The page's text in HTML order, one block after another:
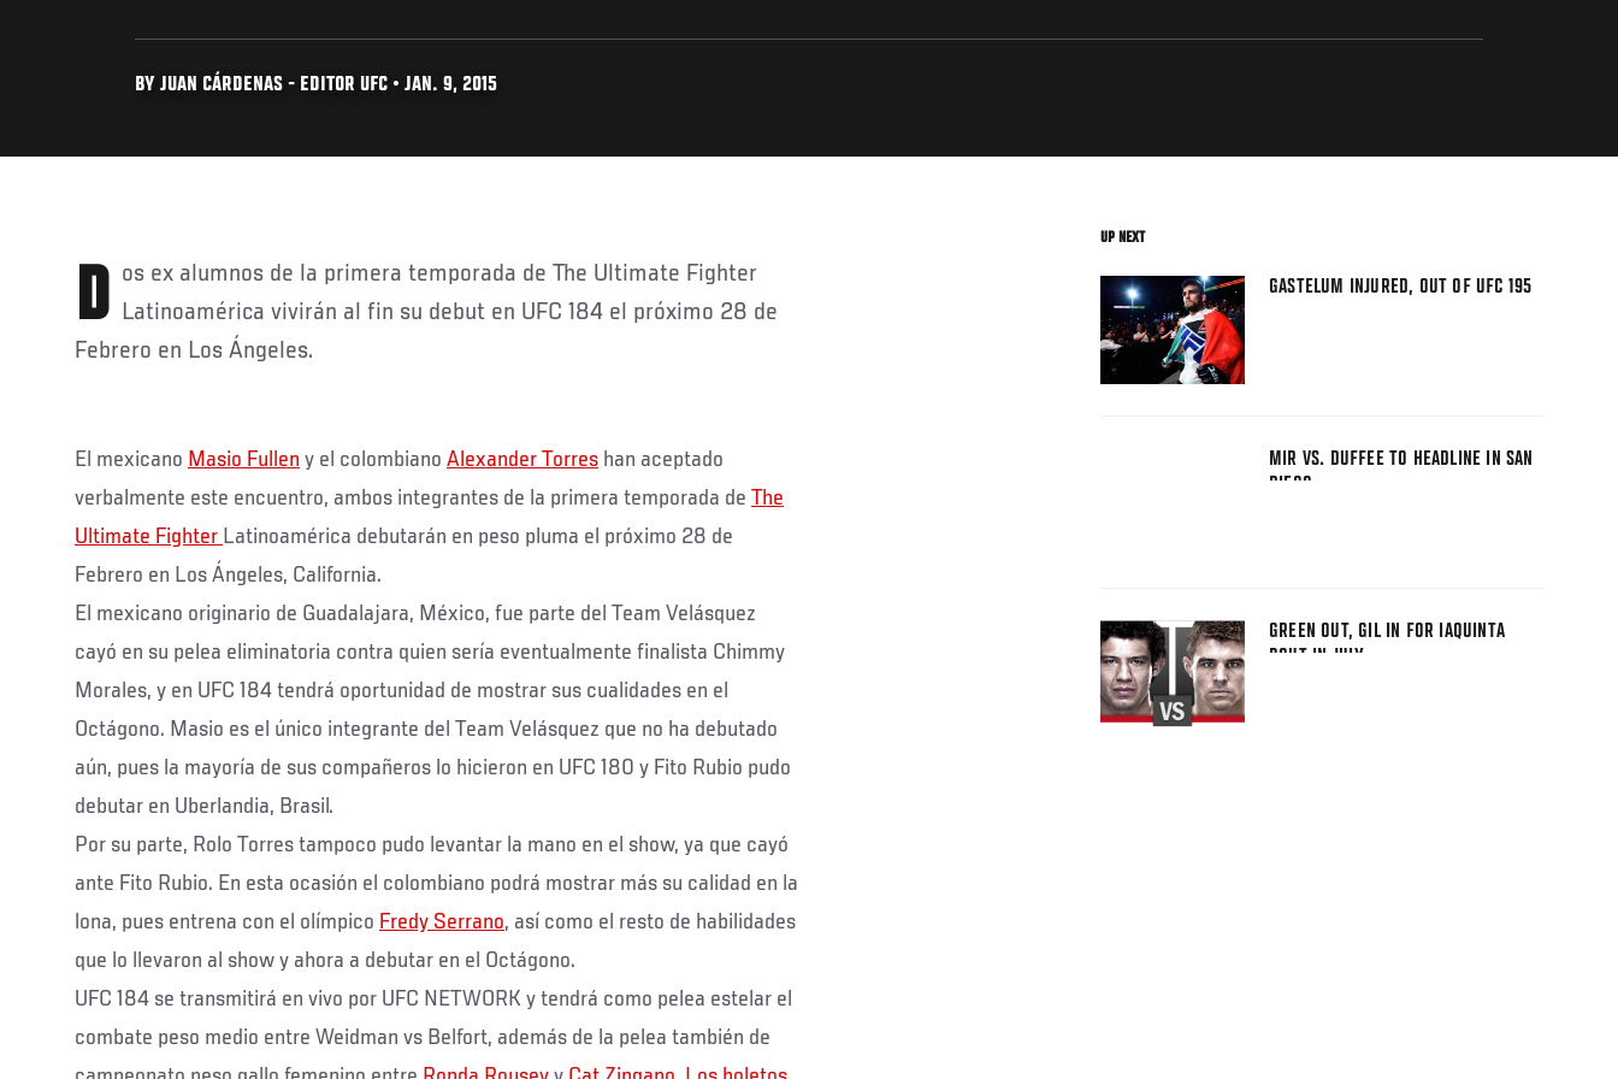
BY JUAN CÁRDENAS - EDITOR UFC • JAN. 9, 2015
Dos ex alumnos de la primera temporada de The Ultimate Fighter Latinoamérica vivirán al fin su debut en UFC 184 el próximo 28 de
Febrero en Los Ángeles.
El mexicano Masio Fullen y el colombiano Alexander Torres han aceptado
verbalmente este encuentro, ambos integrantes de la primera temporada de The
Ultimate Fighter Latinoamérica debutarán en peso pluma el próximo 28 de
Febrero en Los Ángeles, California.
El mexicano originario de Guadalajara, México, fue parte del Team Velásquez
cayó en su pelea eliminatoria contra quien sería eventualmente finalista Chimmy
Morales, y en UFC 184 tendrá oportunidad de mostrar sus cualidades en el
Octágono. Masio es el único integrante del Team Velásquez que no ha debutado
aún, pues la mayoría de sus compañeros lo hicieron en UFC 180 y Fito Rubio pudo
debutar en Uberlandia, Brasil.
Por su parte, Rolo Torres tampoco pudo levantar la mano en el show, ya que cayó
ante Fito Rubio. En esta ocasión el colombiano podrá mostrar más su calidad en la
lona, pues entrena con el olímpico Fredy Serrano, así como el resto de habilidades
que lo llevaron al show y ahora a debutar en el Octágono.
UFC 184 se transmitirá en vivo por UFC NETWORK y tendrá como pelea estelar el
combate peso medio entre Weidman vs Belfort, además de la pelea también de
UP NEXT
GASTELUM INJURED, OUT OF UFC 195
MIR VS. DUFFEE TO HEADLINE IN SAN
DIEGO
GREEN OUT, GIL IN FOR IAQUINTA
BOUT IN JULY